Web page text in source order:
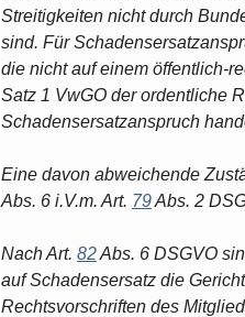
Streitigkeiten nicht durch
sind. Für
die nicht auf einem öffentlich-
Satz 1 VwGO der ordentliche
Schadensersatzanspruch
Eine davon abweichende
Abs. 6 i.V.m. Art. 79Abs. 2
Nach Art. 82Abs. 6 DSGVO
auf Schadensersatz die
Rechtsvorschriften des